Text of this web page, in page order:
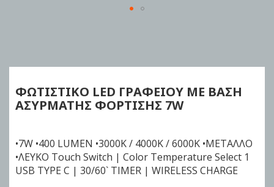
beginning
the
images
ΦΩΤΙΣΤΙΚΟ LED ΓΡΑΦΕΙΟΥ ΜΕ ΒΑΣΗ
ΑΣΥΡΜΑΤΗΣ ΦΟΡΤΙΣΗΣ 7W
•7W •400 LUMEN •3000K / 4000Κ / 6000K •ΜΕΤΑΛΛΟ
•ΛΕΥΚΟ Touch Switch | Color Temperature Select 1
USB TYPE C | 30/60` TIMER | WIRELESS CHARGE